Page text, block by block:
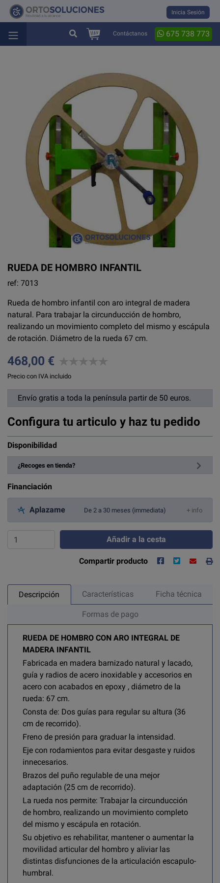
Inicia Sesión
Contáctanos 675 738 773
RUEDA DE HOMBRO INFANTIL
ref: 7013
Rueda de hombro infantil con aro integral de madera
natural. Para trabajar la circunducción de hombro,
realizando un movimiento completo del mismo y escápula
de rotación. Diámetro de la rueda 67 cm.
468,00 €
Precio con IVA incluido
Envío gratis a toda la península partir de 50 euros.
Configura tu articulo y haz tu pedido
Disponibilidad
¿Recoges en tienda?
Financiación
Aplazame De 2 a 30 meses (immediata) + info
Añadir a la cesta
Compartir producto
Descripción Características Ficha técnica
Formas de pago
RUEDA DE HOMBRO CON ARO INTEGRAL DE
MADERA INFANTIL
Fabricada en madera barnizado natural y lacado,
guía y radios de acero inoxidable y accesorios en
acero con acabados en epoxy , diámetro de la
rueda: 67 cm.
Consta de: Dos guías para regular su altura (36
cm de recorrido).
Freno de presión para graduar la intensidad.
Eje con rodamientos para evitar desgaste y ruidos
innecesarios.
Brazos del puño regulable de una mejor
adaptación (25 cm de recorrido).
La rueda nos permite: Trabajar la circunducción
de hombro, realizando un movimiento completo
del mismo y escápula en rotación.
Su objetivo es rehabilitar, mantener o aumentar la
movilidad articular del hombro y aliviar las
distintas disfunciones de la articulación escapulo-
humbral.